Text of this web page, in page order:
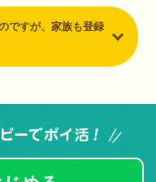
ですが、家族も登録